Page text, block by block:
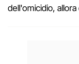
dell'omicidio,